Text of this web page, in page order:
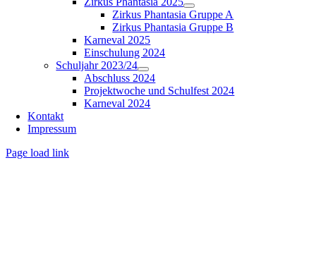
Zirkus Phantasia Gruppe A
Zirkus Phantasia Gruppe B
Karneval 2025
Einschulung 2024
Schuljahr 2023/24
Abschluss 2024
Projektwoche und Schulfest 2024
Karneval 2024
Kontakt
Impressum
Page load link